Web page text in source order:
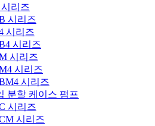
시리즈
시리즈
시리즈
시리즈
시리즈
시리즈
시리즈
분할 케이스 펌프
시리즈
시리즈